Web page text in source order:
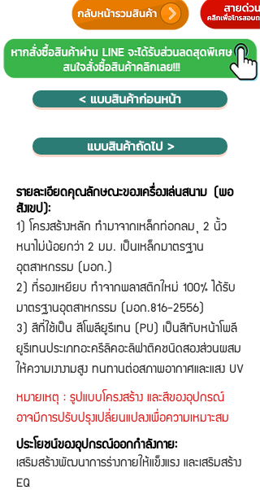
< แบบสินค้าก่อนหน้า
แบบสินค้าถัดไป >
รายละเอียดคุณลักษณะของเครื่องเล่นสนาม (พอ
สังเขป):
1) โครงสร้างหลัก ทำมาจากเหล็กท่อกลม Ø 2 นิ้ว
หนาไม่น้อยกว่า 2 มม. เป็นเหล็กมาตรฐาน
อุตสาหกรรม (มอก.)
2) ที่รองเหยียบ ทำจากพลาสติกใหม่ 100% ได้รับ
มาตรฐานอุตสาหกรรม (มอก.816-2556)
3) สีที่ใช้เป็น สีโพลียูรีเทน (PU) เป็นสีทับหน้าโพลี
ยูรีเทนประเภทอะครีลิคอะลิฟาติคชนิดสองส่วนผสม
ให้ความเงางามสูง ทนทานต่อสภาพอากาศและแสง UV
หมายเหตุ : รูปแบบโครงสร้าง และสีของอุปกรณ์
อาจมีการปรับปรุงเปลี่ยนแปลงเพื่อความเหมาะสม
ประโยชน์ของอุปกรณ์ออกกำลังกาย:
เสริมสร้างพัฒนาการร่างกายให้แข็งแรง และเสริมสร้าง
EQ